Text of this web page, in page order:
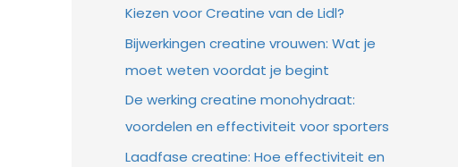
Kiezen voor Creatine van de Lidl?
Bijwerkingen creatine vrouwen: Wat je
moet weten voordat je begint
De werking creatine monohydraat:
voordelen en effectiviteit voor sporters
Laadfase creatine: Hoe effectiviteit en